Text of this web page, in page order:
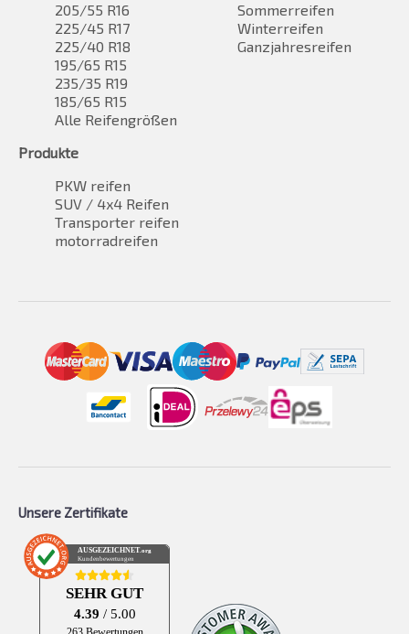
205/55 R16
225/45 R17
225/40 R18
195/65 R15
235/35 R19
185/65 R15
Alle Reifengrößen
Sommerreifen
Winterreifen
Ganzjahresreifen
Produkte
PKW reifen
SUV / 4x4 Reifen
Transporter reifen
motorradreifen
Unsere Zertifikate
AUSGEZEICHNET .org
Kundenbewertungen
SEHR GUT
4.39 / 5.00